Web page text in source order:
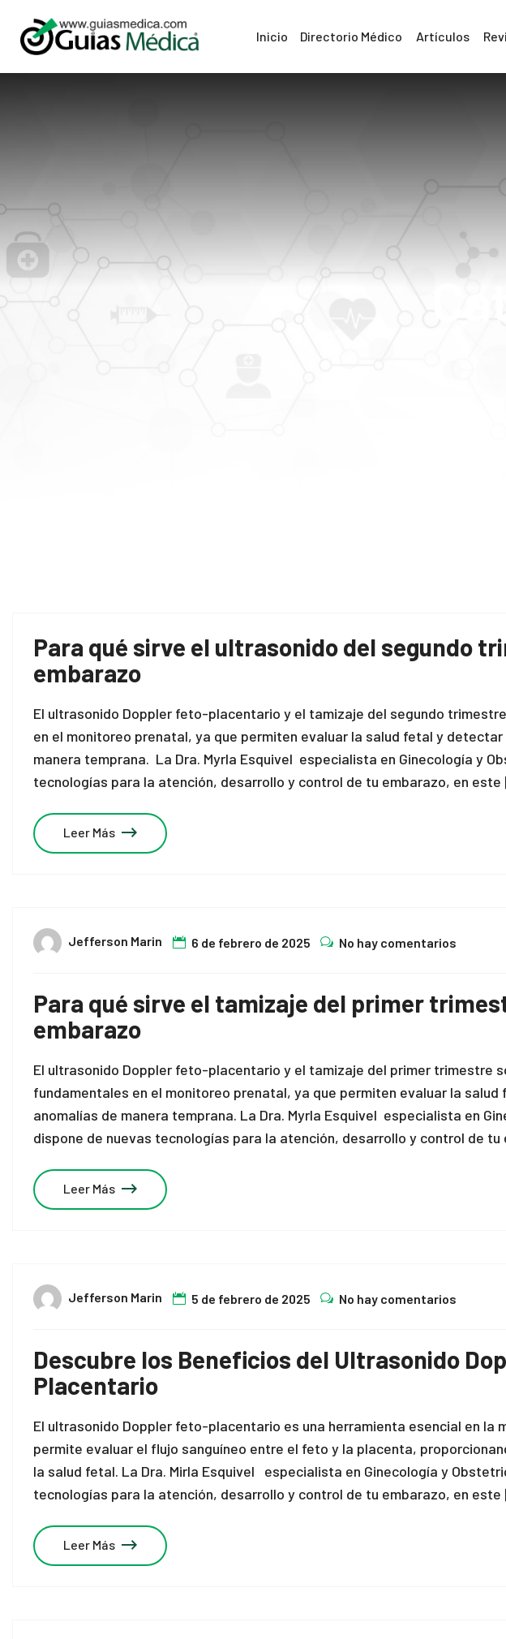
Inicio Directorio Médico Artículos
Para qué sirve el ultrasonido del segundo
embarazo
El ultrasonido Doppler feto-placentario y el tamizaje del segundo
en el monitoreo prenatal, ya que permiten evaluar la salud fetal y
manera temprana. La Dra. Myrla Esquivel especialista en Ginecología y
tecnologías para la atención, desarrollo y control de tu embarazo, en
Leer Más
Jefferson Marin 6 de febrero de 2025 No hay comentarios
Para qué sirve el tamizaje del primer
embarazo
El ultrasonido Doppler feto-placentario y el tamizaje del primer trimestre
fundamentales en el monitoreo prenatal, ya que permiten evaluar la
anomalías de manera temprana. La Dra. Myrla Esquivel especialista en
dispone de nuevas tecnologías para la atención, desarrollo y control de
Leer Más
Jefferson Marin 5 de febrero de 2025 No hay comentarios
Descubre los Beneficios del Ultrasonido
Placentario
El ultrasonido Doppler feto-placentario es una herramienta esencial en la
permite evaluar el flujo sanguíneo entre el feto y la placenta,
la salud fetal. La Dra. Mirla Esquivel especialista en Ginecología y
tecnologías para la atención, desarrollo y control de tu embarazo, en
Leer Más